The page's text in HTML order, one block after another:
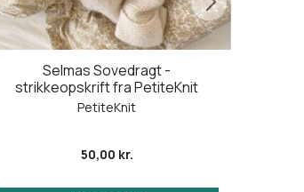
Selmas Sovedragt -
strikkeopskrift fra PetiteKnit
PetiteKnit
50,00 kr.